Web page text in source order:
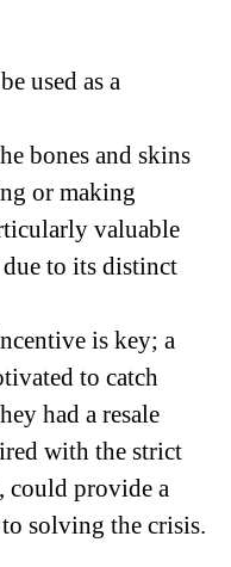
used as a
bones and skins
or making
valuable
to its distinct
is key; a
to catch
had a resale
with the strict
could provide a
solving the crisis.